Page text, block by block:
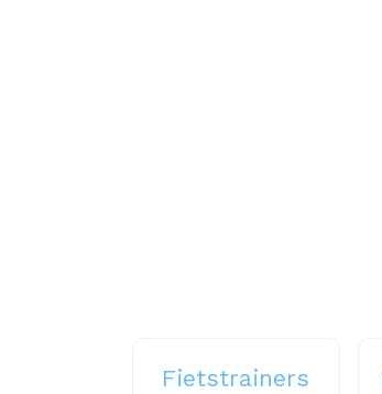
Fietstrainers